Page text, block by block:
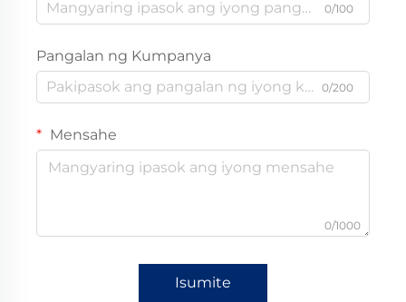
0/100
Pangalan ng Kumpanya
0/200
Mensahe
0/1000
Isumite